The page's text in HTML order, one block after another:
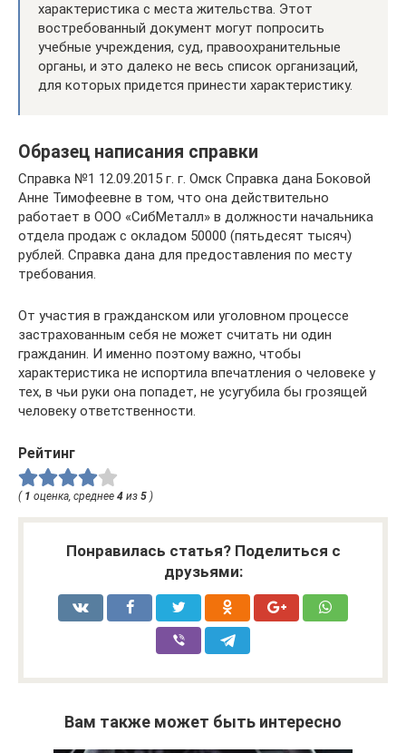
характеристика с места жительства. Этот
востребованный документ могут попросить
учебные учреждения, суд, правоохранительные
органы, и это далеко не весь список организаций,
для которых придется принести характеристику.
Образец написания справки
Справка №1 12.09.2015 г. г. Омск Справка дана Боковой
Анне Тимофеевне в том, что она действительно
работает в ООО «СибМеталл» в должности начальника
отдела продаж с окладом 50000 (пятьдесят тысяч)
рублей. Справка дана для предоставления по месту
требования.
От участия в гражданском или уголовном процессе
застрахованным себя не может считать ни один
гражданин. И именно поэтому важно, чтобы
характеристика не испортила впечатления о человеке у
тех, в чьи руки она попадет, не усугубила бы грозящей
человеку ответственности.
Рейтинг
( 1 оценка, среднее 4 из 5 )
Понравилась статья? Поделиться с
друзьями:
Вам также может быть интересно